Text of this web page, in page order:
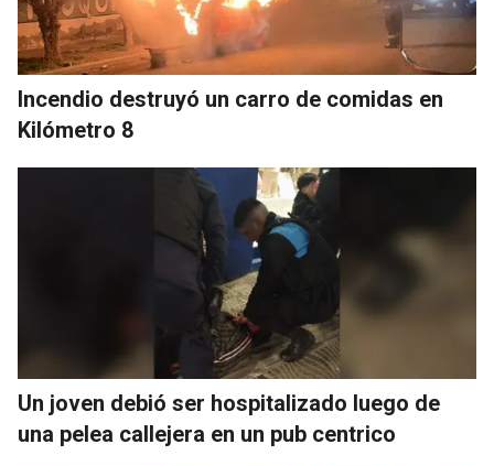
Incendio destruyó un carro de comidas en
Kilómetro 8
Un joven debió ser hospitalizado luego de
una pelea callejera en un pub centrico